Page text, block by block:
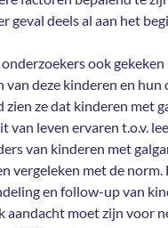
geval deels al aan het
ook gekeken
deze kinderen en hun
zien ze dat kinderen met
van leven ervaren t.o.v.
van kinderen met
vergeleken met de
en follow-up van
aandacht moet zijn voor